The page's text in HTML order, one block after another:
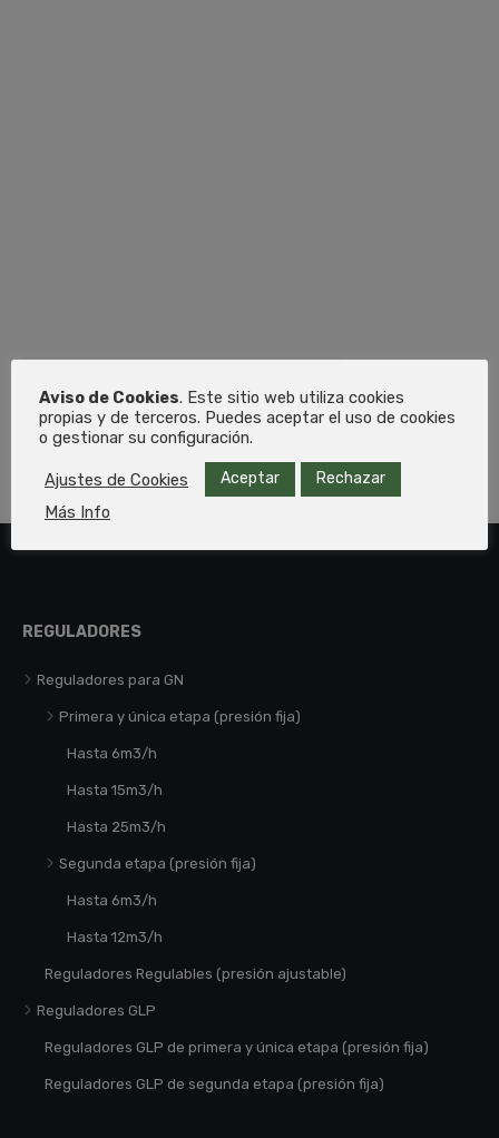
REGULADORES
Reguladores para GN
Primera y única etapa (presión fija)
Hasta 6m3/h
Hasta 15m3/h
Hasta 25m3/h
Segunda etapa (presión fija)
Hasta 6m3/h
Hasta 12m3/h
Reguladores Regulables (presión ajustable)
Reguladores GLP
Reguladores GLP de primera y única etapa (presión fija)
Reguladores GLP de segunda etapa (presión fija)
Aviso de Cookies. Este sitio web utiliza cookies
propias y de terceros. Puedes aceptar el uso de cookies
o gestionar su configuración.
Ajustes de Cookies Aceptar Rechazar
Más Info